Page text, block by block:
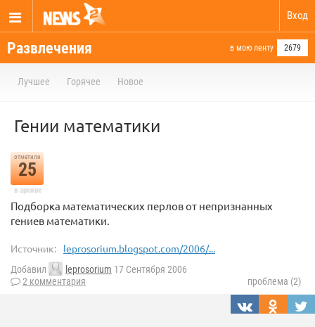
Вход
Развлечения в мою ленту 2679
Лучшее Горячее Новое
Гении математики
отметили
25
в архиве
Подборка математических перлов от непризнанных
гениев математики.
Источник: leprosorium.blogspot.com/2006/...
Добавил leprosorium 17 Сентября 2006
2 комментария
проблема (2)